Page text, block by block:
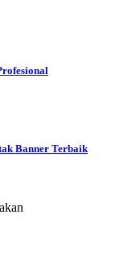
Banner Terbaik